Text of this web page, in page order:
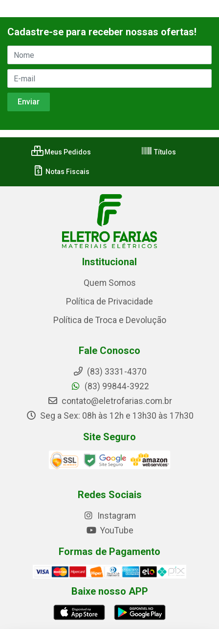
Cadastre-se para receber nossas ofertas!
Meus Pedidos Títulos
Notas Fiscais
Institucional
Quem Somos
Política de Privacidade
Política de Troca e Devolução
Fale Conosco
(83) 3331-4370
(83) 99844-3922
contato@eletrofarias.com.br
Seg a Sex: 08h às 12h e 13h30 às 17h30
Site Seguro
Redes Sociais
Instagram
YouTube
Formas de Pagamento
Baixe nosso APP